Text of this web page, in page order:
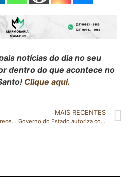
notícias do dia no seu
dentro do que acontece no
Clique aqui.
São Domingos: município recebe viatura 0km para Polícia Civil
MAIS RECENTES
Governo do Estado autoriza concurso público do Iema